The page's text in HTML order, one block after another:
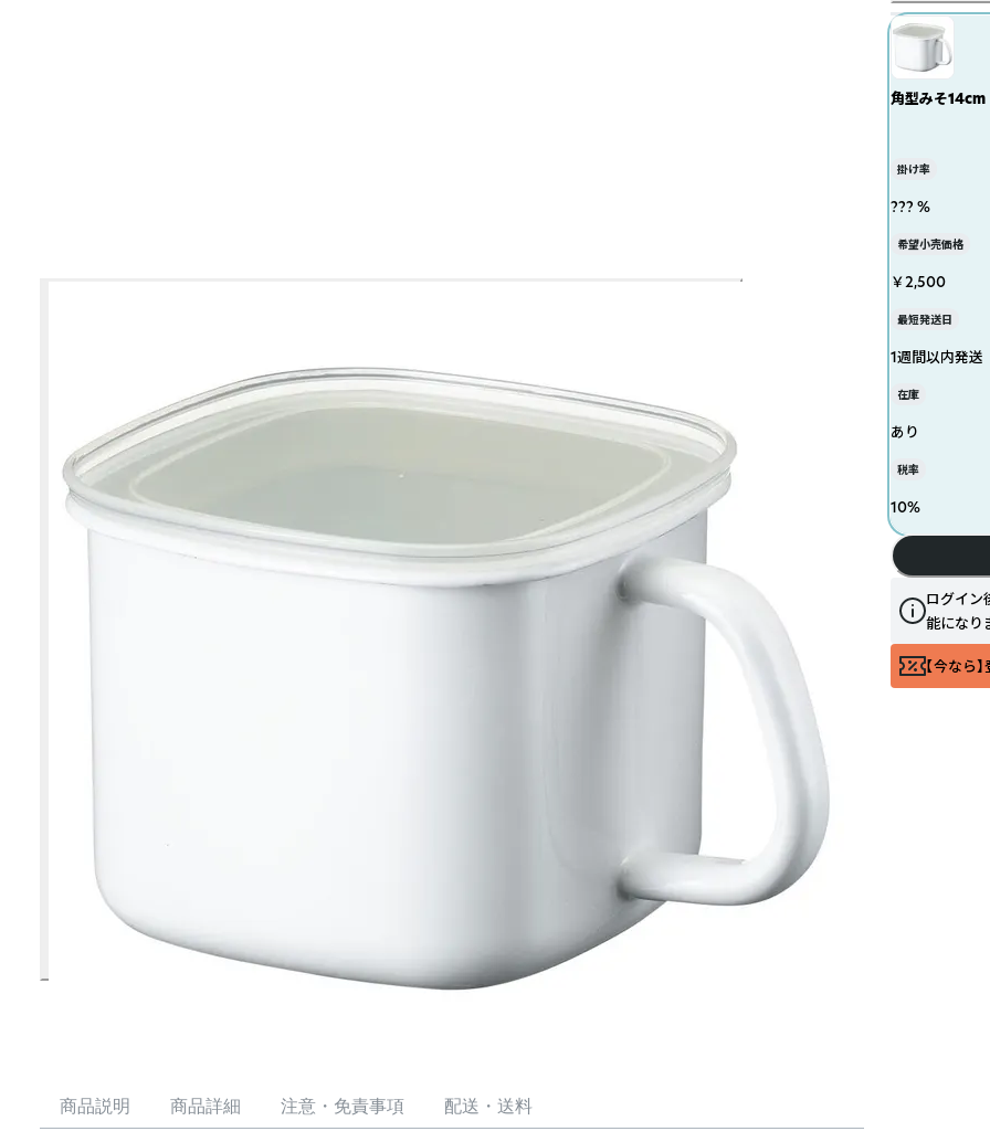
商品説明 商品詳細 注意・免責事項 配送・送料
角型みそ14cm
掛け率
??? %
希望小売価格
￥2,500
最短発送日
1週間以内発送
在庫
あり
税率
10%
ログイン
能になり
【今なら